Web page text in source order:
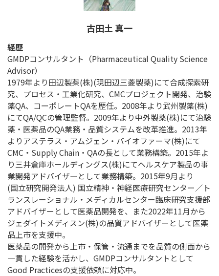
古田土 真一
経歴
GMDPコンサルタント（Pharmaceutical Quality Science
Advisor）
1979年より田辺製薬(株)(現田辺三菱製薬)にて合成探索研
究、プロセス・工業化研究、CMCプロジェクト開発、治験
薬QA、コーポレートQAを歴任。2008年より武州製薬(株)
にてQA/QCの管理監督。2009年より中外製薬(株)にて治験
薬・医薬品のQA業務・品質システムを改革推進。2013年
よりアステラス・アムジェン・バイオファーマ(株)にて
CMC・Supply Chain・QAの長として業務構築。2015年よ
り三井倉庫ホールディングス(株)にてヘルスケア製品の事
業開発アドバイザーとして業務構築。2015年9月より
(国立研究開発法人) 国立精神・神経医療研究センター／ト
ランスレーショナル・メディカルセンター臨床研究支援部
アドバイザーとして医薬品開発を、また2022年11月から
ジェダイトメディスン(株)の品質アドバイザーとして医薬
品上市を支援中。
医薬品の開発から上市・保管・流通までを品質の側面から
一貫した経験を活かし、GMDPコンサルタントとして
Good Practicesの支援依頼に対応中。